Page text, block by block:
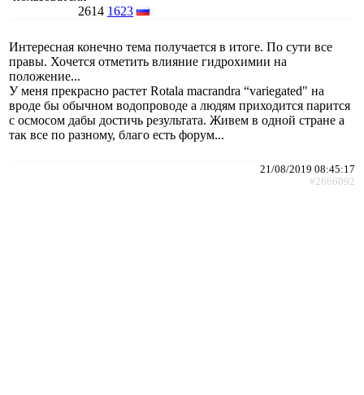
2614 1623
Интересная конечно тема получается в итоге. По сути все
правы. Хочется отметить влияние гидрохимии на
положение...
У меня прекрасно растет Rotala macrandra “variegated" на
вроде бы обычном водопроводе а людям приходится парится
с осмосом дабы достичь результата. Живем в одной стране а
так все по разному, благо есть форум...
21/08/2019 08:45:17
#2666092